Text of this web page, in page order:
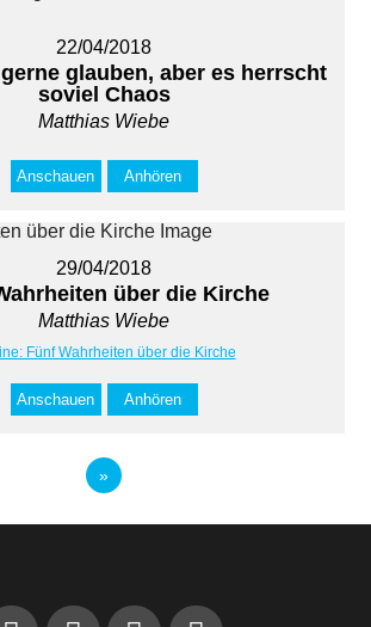
22/04/2018
glauben, aber es herrscht
soviel Chaos
Matthias Wiebe
Anschauen Anhören
29/04/2018
über die Kirche
Matthias Wiebe
Fünf Wahrheiten über die Kirche
Anschauen Anhören
»